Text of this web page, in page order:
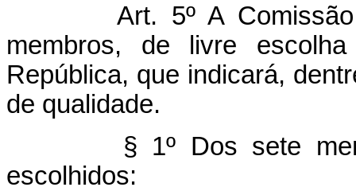
Art. 5º A
membros, de livre
República, que indicará,
de qualidade.
§ 1º Dos sete
escolhidos: